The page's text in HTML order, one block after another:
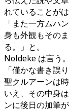
れていることが
「また一方ムハ
身も外観もその
る。」と。
Noldeke は言う。
「僅かな書き誤
聖クルアーンは
いえ、その中身
ンに後日の加筆